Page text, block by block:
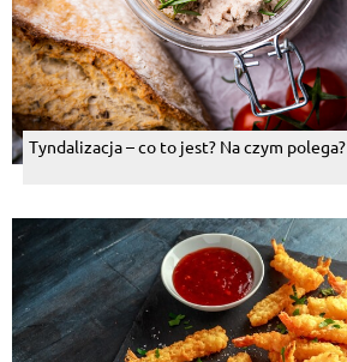
Tyndalizacja – co to jest? Na czym polega?